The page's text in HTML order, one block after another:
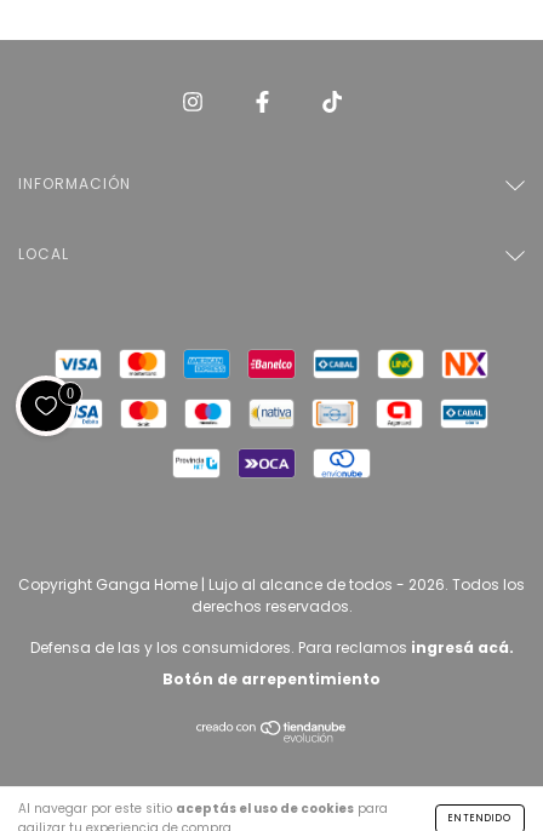
Al navegar por este sitio aceptás el uso de cookies para
ENTENDIDO
INFORMACIÓN
LOCAL
Copyright Ganga Home | Lujo al alcance de todos - 2026. Todos los
derechos reservados.
Defensa de las y los consumidores. Para reclamos ingresá acá.
Botón de arrepentimiento
0